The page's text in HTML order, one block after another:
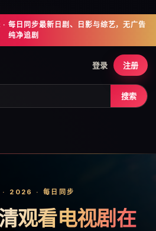
每日同步最新日剧、日影与综艺，无广告
纯净追剧
搜索
登录 注册
2026 · 每日同步
观看电视剧在